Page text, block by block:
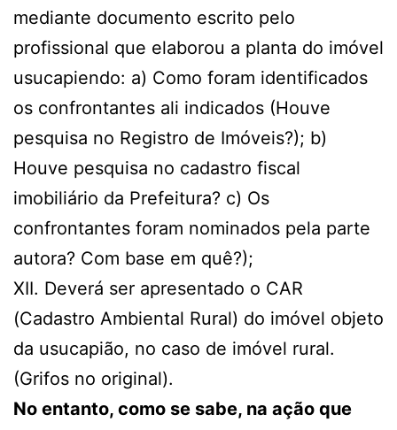
mediante documento escrito pelo
profissional que elaborou a planta do imóvel
usucapiendo: a) Como foram identificados
os confrontantes ali indicados (Houve
pesquisa no Registro de Imóveis?); b)
Houve pesquisa no cadastro fiscal
imobiliário da Prefeitura? c) Os
confrontantes foram nominados pela parte
autora? Com base em quê?);
XII. Deverá ser apresentado o CAR
(Cadastro Ambiental Rural) do imóvel objeto
da usucapião, no caso de imóvel rural.
(Grifos no original).
No entanto, como se sabe, na ação que